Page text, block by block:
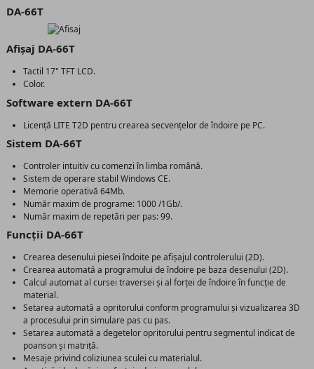
DA-66T
Afișaj DA-66T
Tactil 17" TFT LCD.
Color.
Software extern DA-66T
Licență LITE T2D pentru crearea secvențelor de îndoire pe PC.
Sistem DA-66T
Controler intuitiv cu comenzi în limba română.
Sistem de operare stabil Windows CE.
Memorie operativă 64Mb.
Număr maxim de programe: 1000 /1Gb/.
Număr maxim de repetări per pas: 99.
Funcții DA-66T
Crearea desenului piesei îndoite pe afișajul controlerului (2D).
Crearea automată a programului de îndoire pe baza desenului (2D).
Calcul automat al cursei traversei și al forței de îndoire în funcție de
material.
Setarea automată a opritorului conform programului și vizualizarea 3D
a procesului prin simulare pas cu pas.
Setarea automată a degetelor opritorului pentru segmentul indicat de
poanson și matriță.
Mesaje privind coliziunea sculei cu materialul.